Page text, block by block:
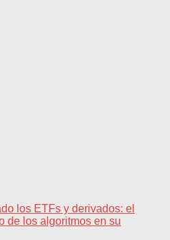
los ETFs y derivados: el
de los algoritmos en su